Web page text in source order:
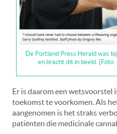
De Portland Press Herald was
en bracht dit in beeld.
Er is daarom een wetsvoorstel
toekomst te voorkomen. Als
aangenomen is het straks
patiënten die medicinale